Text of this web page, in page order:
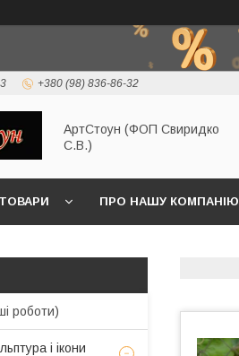
+380 (98) 836-86-32
АртСтоун (ФОП Свиридко
С.В.)
ТОВАРИ ПРО НАШУ КОМПАНІЮ
роботи)
і ікони